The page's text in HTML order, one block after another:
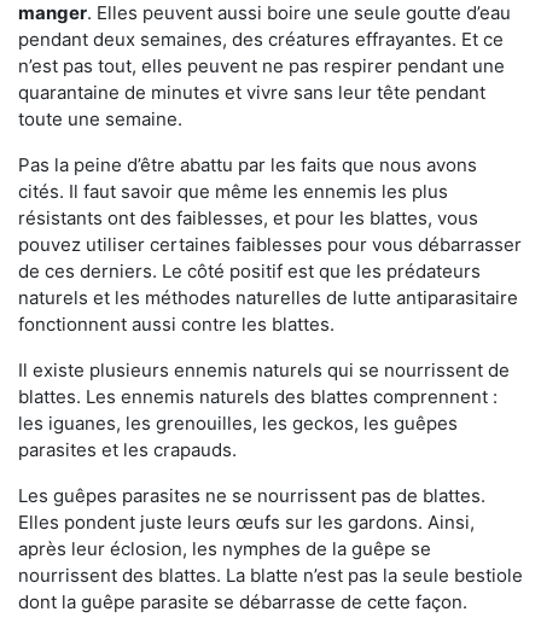
manger. Elles peuvent aussi boire une seule goutte d’eau
pendant deux semaines, des créatures effrayantes. Et ce
n’est pas tout, elles peuvent ne pas respirer pendant une
quarantaine de minutes et vivre sans leur tête pendant
toute une semaine.
Pas la peine d’être abattu par les faits que nous avons
cités. Il faut savoir que même les ennemis les plus
résistants ont des faiblesses, et pour les blattes, vous
pouvez utiliser certaines faiblesses pour vous débarrasser
de ces derniers. Le côté positif est que les prédateurs
naturels et les méthodes naturelles de lutte antiparasitaire
fonctionnent aussi contre les blattes.
Il existe plusieurs ennemis naturels qui se nourrissent de
blattes. Les ennemis naturels des blattes comprennent :
les iguanes, les grenouilles, les geckos, les guêpes
parasites et les crapauds.
Les guêpes parasites ne se nourrissent pas de blattes.
Elles pondent juste leurs œufs sur les gardons. Ainsi,
après leur éclosion, les nymphes de la guêpe se
nourrissent des blattes. La blatte n’est pas la seule bestiole
dont la guêpe parasite se débarrasse de cette façon.